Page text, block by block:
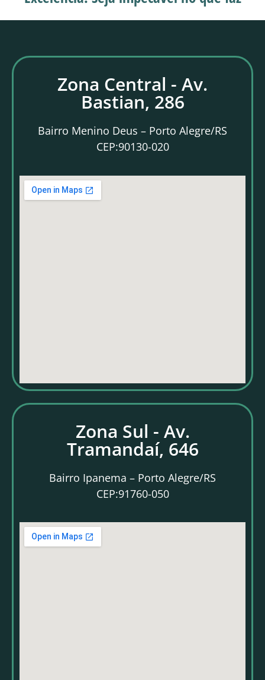
Zona Central - Av.
Bastian, 286
Bairro Menino Deus – Porto Alegre/RS
CEP:90130-020
Zona Sul - Av.
Tramandaí, 646
Bairro Ipanema – Porto Alegre/RS
CEP:91760-050